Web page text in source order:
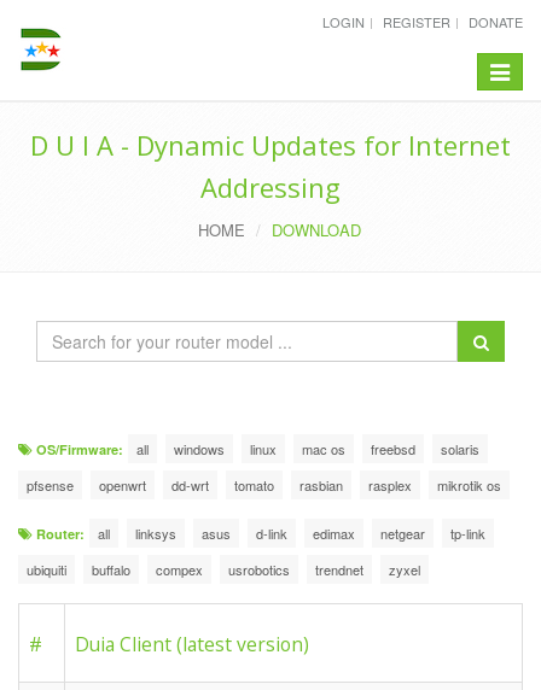
LOGIN REGISTER DONATE
Toggle
D U I A - Dynamic Updates for Internet
Addressing
HOME DOWNLOAD
OS/Firmware: all windows linux mac os freebsd
solaris
pfsense
openwrt dd-wrt tomato rasbian rasplex mikrotik os
Router: all linksys asus d-link edimax netgear
tp-link
ubiquiti
buffalo compex usrobotics trendnet zyxel
# Duia Client (latest version)